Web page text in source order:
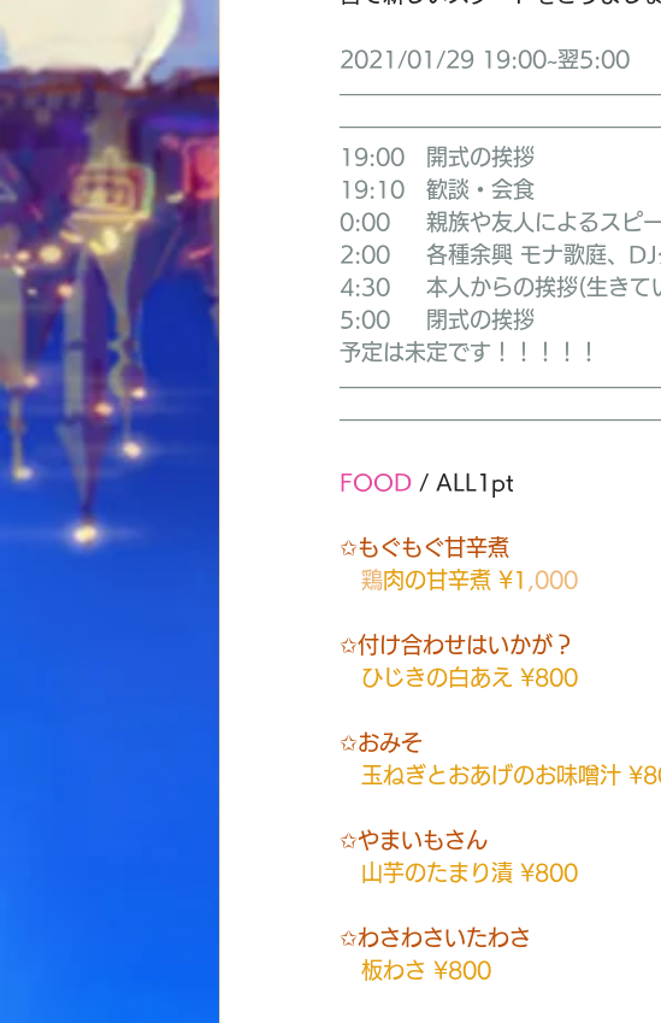
2021/01/29 19:00~翌5:00
19:00　開式の挨拶
19:10　歓談・会食
0:00　  親族や友人によるスピ
2:00　  各種余興 モナ歌庭、DJ
4:30　  本人からの挨拶(生きて
5:00　  閉式の挨拶
予定は未定です！！！！！
FOOD / ALL1pt
✩もぐもぐ甘辛煮
鶏肉の甘辛煮 ¥1 ,000
✩付け合わせはいかが？
ひじきの白あえ ¥800
✩おみそ
玉ねぎとおあげのお味噌汁
✩やまいもさん
山芋のたまり漬 ¥800
✩わさわさいたわさ
板わさ ¥800